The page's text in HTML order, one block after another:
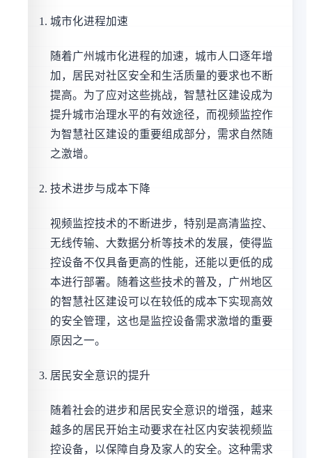
城市化进程加速
随着广州城市化进程的加速，城市人口逐年增
加，居民对社区安全和生活质量的要求也不断
提高。为了应对这些挑战，智慧社区建设成为
提升城市治理水平的有效途径，而视频监控作
为智慧社区建设的重要组成部分，需求自然随
之激增。
技术进步与成本下降
视频监控技术的不断进步，特别是高清监控、
无线传输、大数据分析等技术的发展，使得监
控设备不仅具备更高的性能，还能以更低的成
本进行部署。随着这些技术的普及，广州地区
的智慧社区建设可以在较低的成本下实现高效
的安全管理，这也是监控设备需求激增的重要
原因之一。
居民安全意识的提升
随着社会的进步和居民安全意识的增强，越来
越多的居民开始主动要求在社区内安装视频监
控设备，以保障自身及家人的安全。这种需求